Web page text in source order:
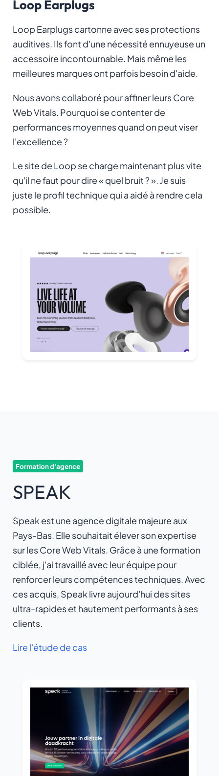
Loop Earplugs
Loop Earplugs cartonne avec ses protections
auditives. Ils font d'une nécessité ennuyeuse un
accessoire incontournable. Mais même les
meilleures marques ont parfois besoin d'aide.
Nous avons collaboré pour affiner leurs Core
Web Vitals. Pourquoi se contenter de
performances moyennes quand on peut viser
l'excellence ?
Le site de Loop se charge maintenant plus vite
qu'il ne faut pour dire « quel bruit ? ». Je suis
juste le profil technique qui a aidé à rendre cela
possible.
Formation d'agence
SPEAK
Speak est une agence digitale majeure aux
Pays-Bas. Elle souhaitait élever son expertise
sur les Core Web Vitals. Grâce à une formation
ciblée, j'ai travaillé avec leur équipe pour
renforcer leurs compétences techniques. Avec
ces acquis, Speak livre aujourd'hui des sites
ultra-rapides et hautement performants à ses
clients.
Lire l'étude de cas